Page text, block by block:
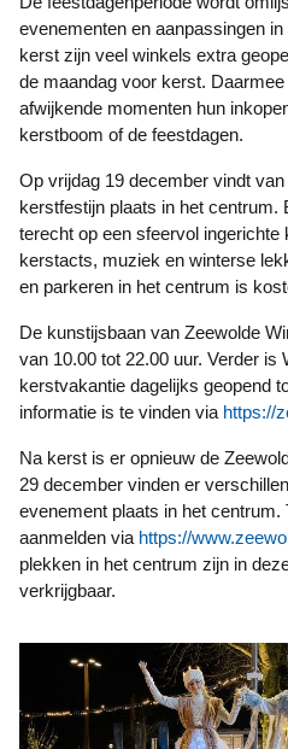
evenementen en aanpassingen
kerst zijn veel winkels extra
de maandag voor kerst.
afwijkende momenten hun
kerstboom of de feestdagen.
Op vrijdag 19 december vindt van 15.00 tot 21.00 uur het
kerstfestijn plaats in het centrum.
terecht op een sfeervol
kerstacts, muziek en winterse
en parkeren in het centrum is
De kunstijsbaan van Zeewolde Winterworld is die dag geopend
van 10.00 tot 22.00 uur. Verder is
kerstvakantie dagelijks geopend
informatie is te vinden via https://
Na kerst is er opnieuw de Zeewolde ‘K WIS’T. Van 27 tot en met
29 december vinden er
evenement plaats in het centrum.
aanmelden via https://
plekken in het centrum zijn in
verkrijgbaar.